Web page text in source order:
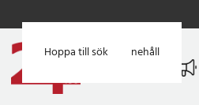
Hoppa till huvudinnehåll
Hoppa till sök